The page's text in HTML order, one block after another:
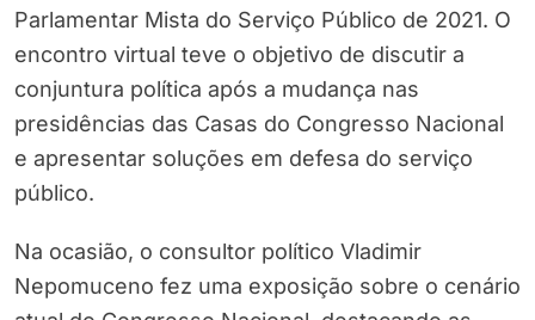
Parlamentar Mista do Serviço Público de 2021. O
encontro virtual teve o objetivo de discutir a
conjuntura política após a mudança nas
presidências das Casas do Congresso Nacional
e apresentar soluções em defesa do serviço
público.
Na ocasião, o consultor político Vladimir
Nepomuceno fez uma exposição sobre o cenário